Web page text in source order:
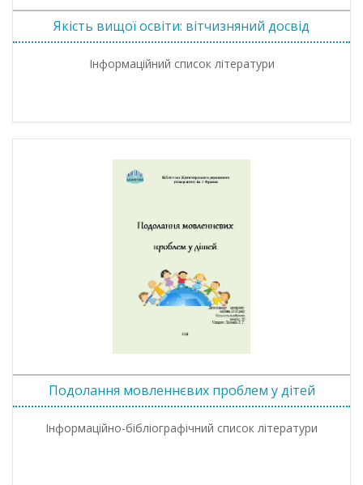
Якість вищої освіти: вітчизняний досвід
Інформаційний список літератури
Подолання мовленнєвих проблем у дітей
Інформаційно-бібліографічний список літератури